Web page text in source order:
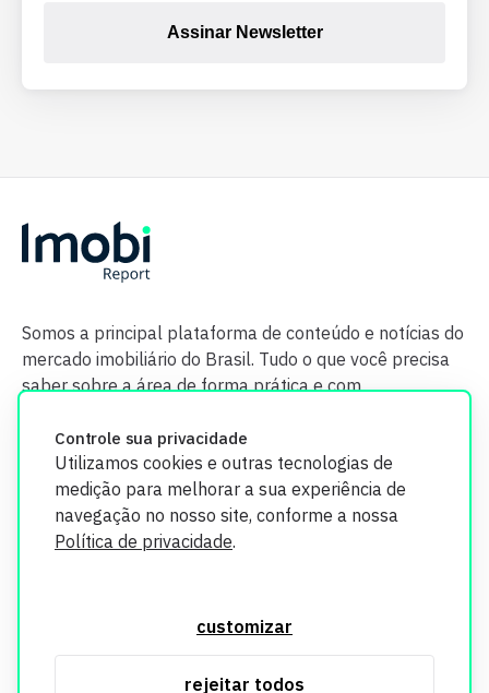
Controle sua privacidade
Utilizamos cookies e outras tecnologias de
medição para melhorar a sua experiência de
navegação no nosso site, conforme a nossa
Política de privacidade.
customizar
rejeitar todos
Assinar Newsletter
Somos a principal plataforma de conteúdo e notícias do
mercado imobiliário do Brasil. Tudo o que você precisa
saber sobre a área de forma prática e com
segurança. Todos os dados coletados em nosso site são
utilizados exclusivamente para fins de aprimoramento de
informações, consulte nossa Política de Privacidade.